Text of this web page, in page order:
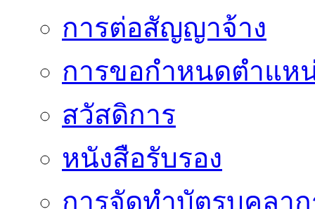
การต่อสัญญาจ้าง
การขอกำหนดตำแห
สวัสดิการ
หนังสือรับรอง
การจัดทำบัตรบุคลา